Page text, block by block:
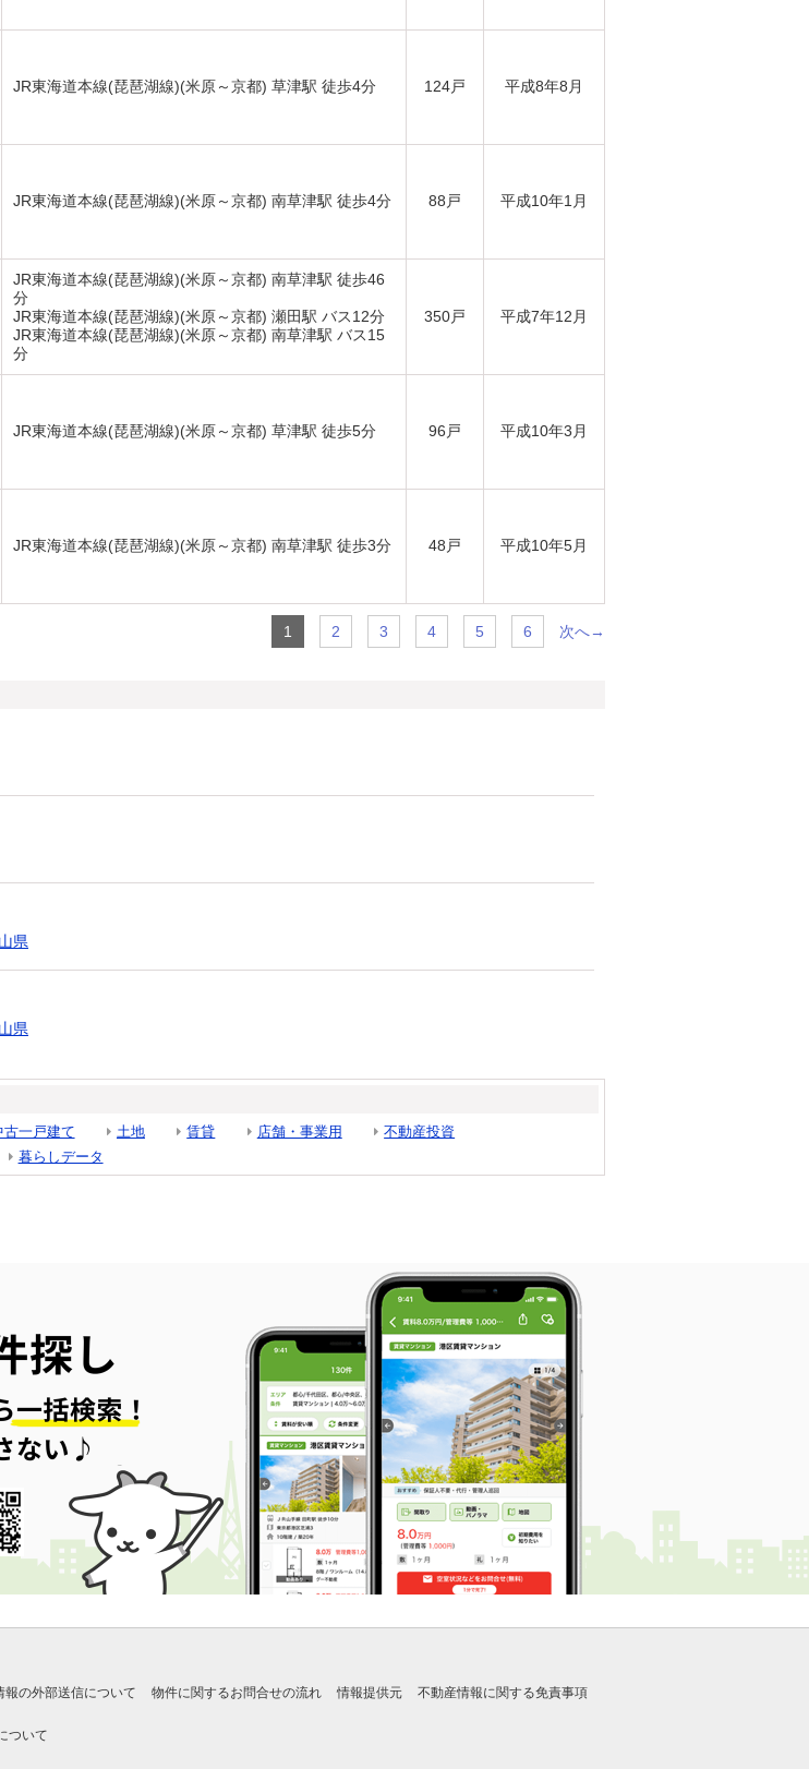
JR東海道本線(琵琶湖線)(米原～京都) 草津駅 徒歩4分 124戸 平成8年8月
JR東海道本線(琵琶湖線)(米原～京都) 南草津駅 徒歩4分 88戸 平成10年1月
JR東海道本線(琵琶湖線)(米原～京都) 南草津駅 徒歩46
分
JR東海道本線(琵琶湖線)(米原～京都) 瀬田駅 バス12分
JR東海道本線(琵琶湖線)(米原～京都) 南草津駅 バス15
分
350戸 平成7年12月
JR東海道本線(琵琶湖線)(米原～京都) 草津駅 徒歩5分 96戸 平成10年3月
JR東海道本線(琵琶湖線)(米原～京都) 南草津駅 徒歩3分 48戸 平成10年5月
1 2 3 4 5 6 次へ→
県
県
古一戸建て 土地 賃貸 店舗・事業用
不動産投資
暮らしデータ
報の外部送信について 物件に関するお問合せの流れ 情報提供元 不動産情報に関する免責事項
ついて